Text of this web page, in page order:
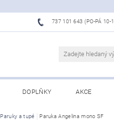
737 101 643 (PO-PÁ 10-
DOPLŇKY AKCE
Paruky a tupé Paruka Angelina mono SF